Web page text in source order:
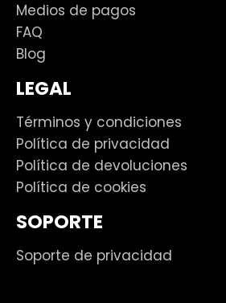
Medios de pagos
FAQ
Blog
LEGAL
Términos y condiciones
Política de privacidad
Política de devoluciones
Política de cookies
SOPORTE
Soporte de privacidad